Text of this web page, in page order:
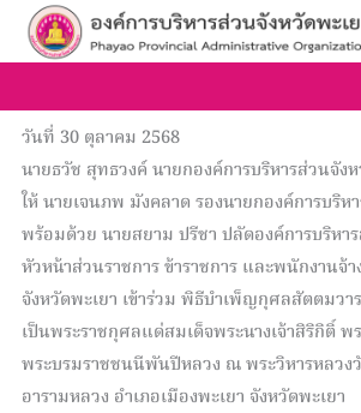
Skip
วันที่ 30 ตุลาคม 2568
นายธวัช สุทธวงค์ นายกองค์การบริหารส่วนจัง
ให้ นายเจนภพ มังคลาด รองนายกองค์การบริห
พร้อมด้วย นายสยาม ปรีชา ปลัดองค์การบริหา
หัวหน้าส่วนราชการ ข้าราชการ และพนักงานจ้
จังหวัดพะเยา เข้าร่วม พิธีบำเพ็ญกุศลสัตตมว
เป็นพระราชกุศลแด่สมเด็จพระนางเจ้าสิริกิติ์ พ
พระบรมราชชนนีพันปีหลวง ณ พระวิหารหลวง
อารามหลวง อำเภอเมืองพะเยา จังหวัดพะเยา